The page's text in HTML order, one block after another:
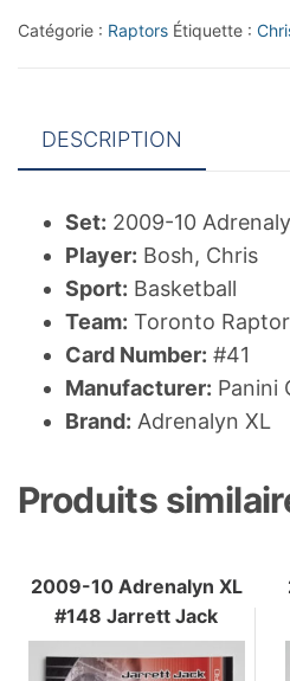
Bosh
Catégorie : Raptors Étiquette :
DESCRIPTION
Set: 2009-10
Player: Bosh, Chris
Sport: Basketball
Team: Toronto
Card Number: #41
Manufacturer: Panini
Brand: Adrenalyn XL
Produits
2009-10 Adrenalyn XL
#148 Jarrett Jack